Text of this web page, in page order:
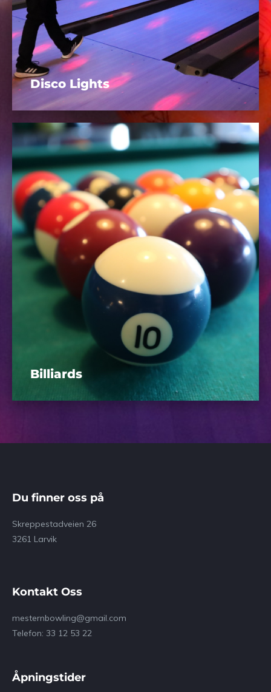
Disco Lights
Billiards
Du finner oss på
Skreppestadveien 26
3261 Larvik
Kontakt Oss
mesternbowling@gmail.com
Telefon: 33 12 53 22
Åpningstider